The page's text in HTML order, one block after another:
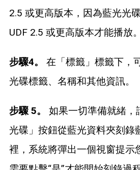
2.5 或更高版本，因為藍光光
UDF 2.5 或更高版本才能播放。
步驟4。
在「標籤」標籤下，
光碟標籤、名稱和其他資訊。
步驟 5。
如果一切準備就緒，
光碟」按鈕從藍光資料夾刻錄
裡，系統將彈出一個視窗提示